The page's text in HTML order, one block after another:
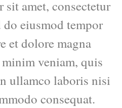
amet, consectetur
eiusmod tempor
et dolore magna
veniam, quis
ullamco laboris nisi
consequat.